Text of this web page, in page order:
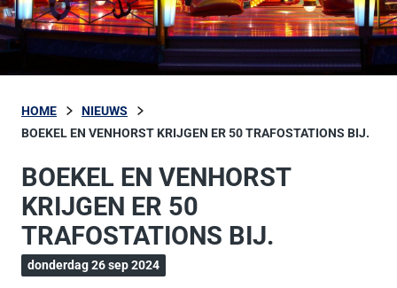
HOME
NIEUWS
BOEKEL EN VENHORST KRIJGEN ER 50 TRAFOSTATIONS BIJ.
BOEKEL EN VENHORST
KRIJGEN ER 50
TRAFOSTATIONS BIJ.
donderdag 26 sep 2024